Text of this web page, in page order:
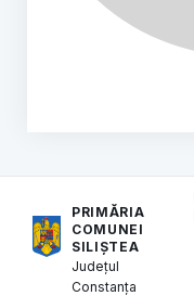
PRIMĂRIA
COMUNEI
SILIȘTEA
Județul
Constanța